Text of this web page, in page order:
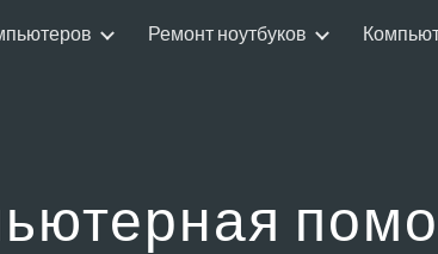
to main contentРемонт ноутбуков